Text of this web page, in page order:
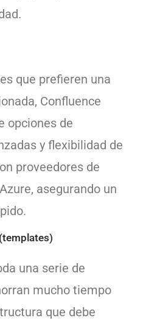
que prefieren una
Confluence
opciones de
y flexibilidad de
proveedores de
asegurando un
una serie de
mucho tiempo
que debe